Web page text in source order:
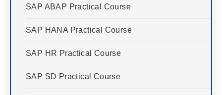
SAP ABAP Practical Course
SAP HANA Practical Course
SAP HR Practical Course
SAP SD Practical Course